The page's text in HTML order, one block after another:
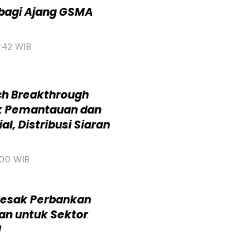
Ajang GSMA
WIB
Breakthrough
Pemantauan dan
Distribusi Siaran
WIB
Perbankan
untuk Sektor